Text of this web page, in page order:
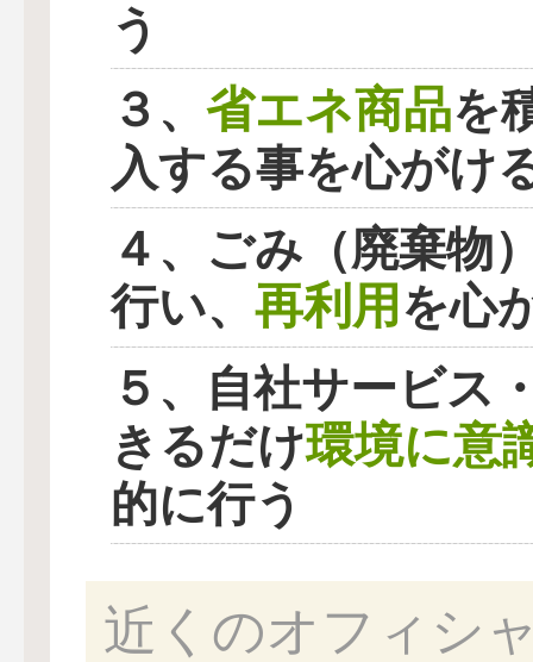
う
３、 省エネ商品を
入する事を心がけ
４、ごみ（廃棄物
行い、 再利用を心
５、自社サービス
きるだけ環境に意
的に行う
近くのオフィシ